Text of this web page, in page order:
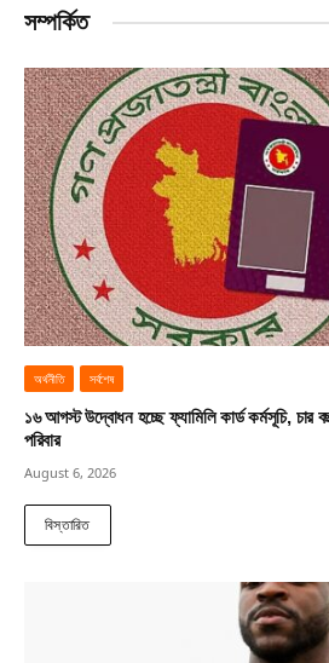
সম্পর্কিত
অর্থনীতি সর্বশেষ
১৬ আগস্ট উদ্বোধন হচ্ছে ফ্যামিলি কার্ড কর্মসূচি, চার
পরিবার
August 6, 2026
বিস্তারিত